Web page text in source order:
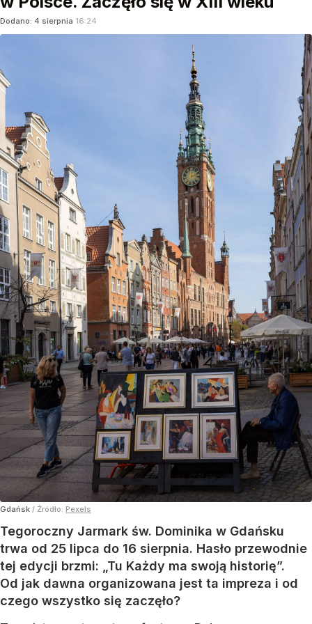
Dodano: 4 sierpnia 16:24
Gdańsk / Źródło: Pexels
Tegoroczny Jarmark św. Dominika w Gdańsku
trwa od 25 lipca do 16 sierpnia. Hasło przewodnie
tej edycji brzmi: „Tu Każdy ma swoją historię”.
Od jak dawna organizowana jest ta impreza i od
czego wszystko się zaczęło?